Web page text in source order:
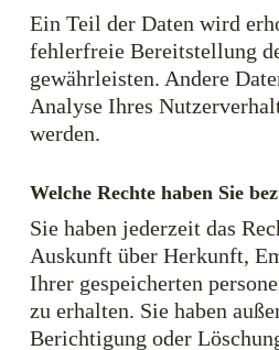
Ein Teil der Daten wird
fehlerfreie Bereitstellung
gewährleisten. Andere
Analyse Ihres
werden.
Welche Rechte haben Sie
Sie haben jederzeit das
Auskunft über Herkunft,
Ihrer gespeicherten
zu erhalten. Sie haben
Berichtigung oder